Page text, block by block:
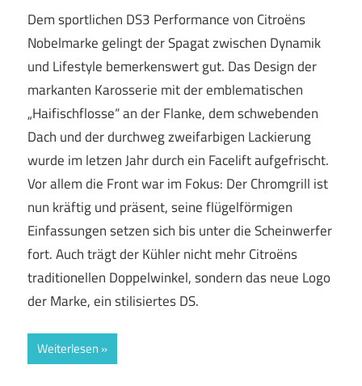
Dem sportlichen DS3 Performance von Citroëns
Nobelmarke gelingt der Spagat zwischen Dynamik
und Lifestyle bemerkenswert gut. Das Design der
markanten Karosserie mit der emblematischen
„Haifischflosse“ an der Flanke, dem schwebenden
Dach und der durchweg zweifarbigen Lackierung
wurde im letzen Jahr durch ein Facelift aufgefrischt.
Vor allem die Front war im Fokus: Der Chromgrill ist
nun kräftig und präsent, seine flügelförmigen
Einfassungen setzen sich bis unter die Scheinwerfer
fort. Auch trägt der Kühler nicht mehr Citroëns
traditionellen Doppelwinkel, sondern das neue Logo
der Marke, ein stilisiertes DS.
Weiterlesen